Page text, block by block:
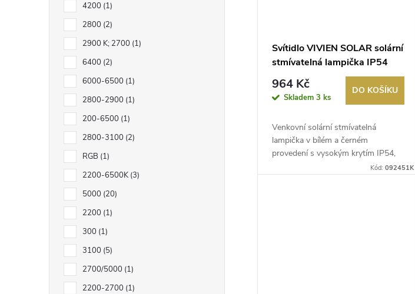
4200 1
2800 2
2900 K; 2700 1
6400 2
6000-6500 1
2800-2900 1
200-6500 1
2800-3100 2
RGB 1
2200-6500K 3
5000 20
2200 1
300 1
3100 5
2700/5000 1
2200-2700 1
Svítidlo VIVIEN SOLAR solární
stmívatelná lampička IP54
bilá
964 Kč
Skladem 3 ks
DO KOŠÍKU
Venkovní solární stmívatelná
lampička v bílém a černém
provedení s vysokým krytím IP54,
Kód:092451K